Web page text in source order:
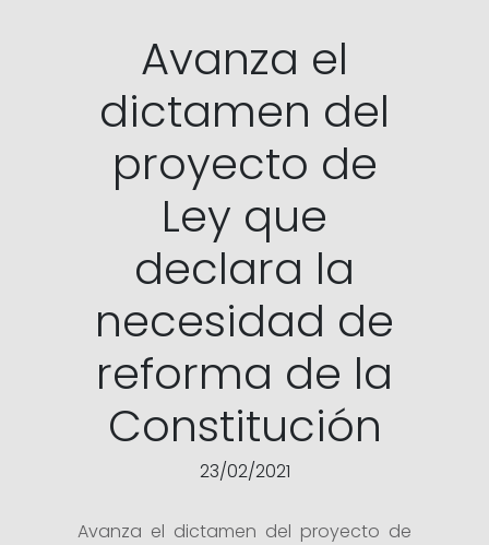
Avanza el
dictamen del
proyecto de
Ley que
declara la
necesidad de
reforma de la
Constitución
23/02/2021
Avanza el dictamen del proyecto de